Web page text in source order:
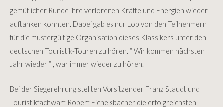
gemütlicher Runde ihre verlorenen Kräfte und Energien wieder
auftanken konnten. Dabei gab es nur Lob von den Teilnehmern
für die mustergültige Organisation dieses Klassikers unter den
deutschen Touristik-Touren zu hören. “ Wir kommen nächsten
Jahr wieder “ , war immer wieder zu hören.
Bei der Siegerehrung stellten Vorsitzender Franz Staudt und
Touristikfachwart Robert Eichelsbacher die erfolgreichsten